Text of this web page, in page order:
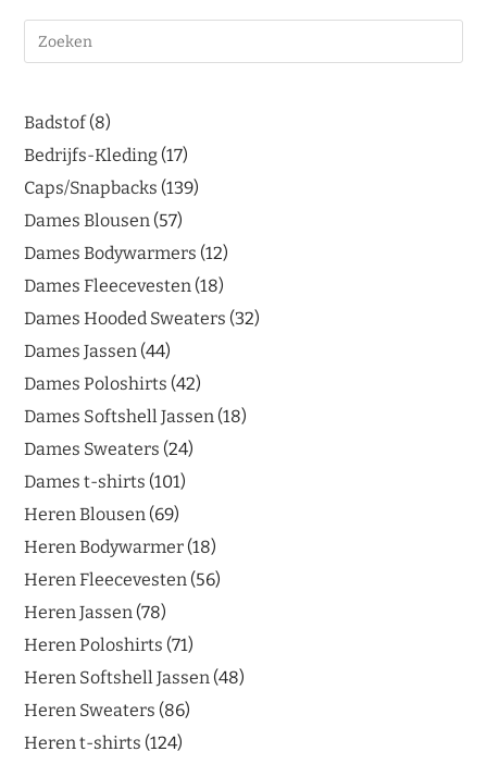
Badstof 8
Bedrijfs-Kleding 17
Caps/Snapbacks 139
Dames Blousen 57
Dames Bodywarmers 12
Dames Fleecevesten 18
Dames Hooded Sweaters 32
Dames Jassen 44
Dames Poloshirts 42
Dames Softshell Jassen 18
Dames Sweaters 24
Dames t-shirts 101
Heren Blousen 69
Heren Bodywarmer 18
Heren Fleecevesten 56
Heren Jassen 78
Heren Poloshirts 71
Heren Softshell Jassen 48
Heren Sweaters 86
Heren t-shirts 124